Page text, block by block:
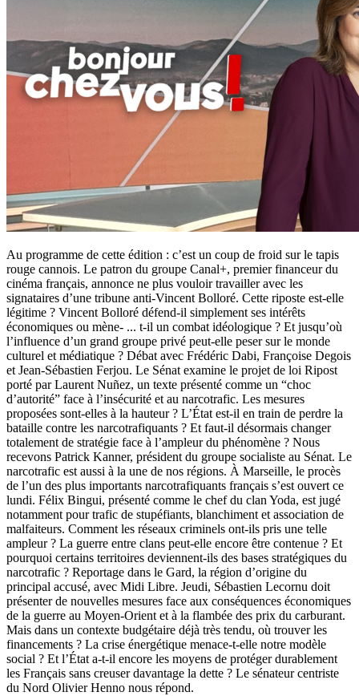
Au programme de cette édition : c’est un coup de froid sur le tapis
rouge cannois. Le patron du groupe Canal+, premier financeur du
cinéma français, annonce ne plus vouloir travailler avec les
signataires d’une tribune anti-Vincent Bolloré. Cette riposte est-elle
légitime ? Vincent Bolloré défend-il simplement ses intérêts
économiques ou mène- ... t-il un combat idéologique ? Et jusqu’où
l’influence d’un grand groupe privé peut-elle peser sur le monde
culturel et médiatique ? Débat avec Frédéric Dabi, Françoise Degois
et Jean-Sébastien Ferjou. Le Sénat examine le projet de loi Ripost
porté par Laurent Nuñez, un texte présenté comme un “choc
d’autorité” face à l’insécurité et au narcotrafic. Les mesures
proposées sont-elles à la hauteur ? L’État est-il en train de perdre la
bataille contre les narcotrafiquants ? Et faut-il désormais changer
totalement de stratégie face à l’ampleur du phénomène ? Nous
recevons Patrick Kanner, président du groupe socialiste au Sénat. Le
narcotrafic est aussi à la une de nos régions. À Marseille, le procès
de l’un des plus importants narcotrafiquants français s’est ouvert ce
lundi. Félix Bingui, présenté comme le chef du clan Yoda, est jugé
notamment pour trafic de stupéfiants, blanchiment et association de
malfaiteurs. Comment les réseaux criminels ont-ils pris une telle
ampleur ? La guerre entre clans peut-elle encore être contenue ? Et
pourquoi certains territoires deviennent-ils des bases stratégiques du
narcotrafic ? Reportage dans le Gard, la région d’origine du
principal accusé, avec Midi Libre. Jeudi, Sébastien Lecornu doit
présenter de nouvelles mesures face aux conséquences économiques
de la guerre au Moyen-Orient et à la flambée des prix du carburant.
Mais dans un contexte budgétaire déjà très tendu, où trouver les
financements ? La crise énergétique menace-t-elle notre modèle
social ? Et l’État a-t-il encore les moyens de protéger durablement
les Français sans creuser davantage la dette ? Le sénateur centriste
du Nord Olivier Henno nous répond.